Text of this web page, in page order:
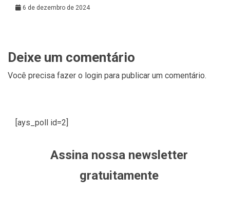
6 de dezembro de 2024
Deixe um comentário
Você precisa fazer o login para publicar um comentário.
[ays_poll id=2]
Assina nossa newsletter
gratuitamente